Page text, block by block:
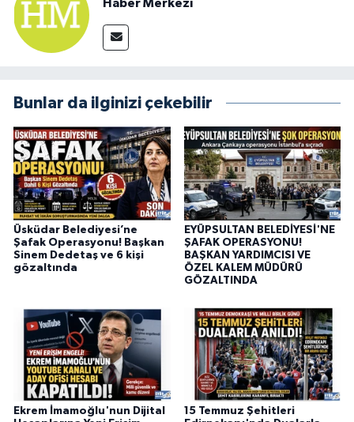
Haber Merkezi
Bunlar da ilginizi çekebilir
Üsküdar Belediyesi’ne
Şafak Operasyonu! Başkan
Sinem Dedetaş ve 6 kişi
gözaltında
EYÜPSULTAN BELEDİYESİ'NE
ŞAFAK OPERASYONU!
BAŞKAN YARDIMCISI VE
ÖZEL KALEM MÜDÜRÜ
GÖZALTINDA
Ekrem İmamoğlu'nun Dijital
15 Temmuz Şehitleri